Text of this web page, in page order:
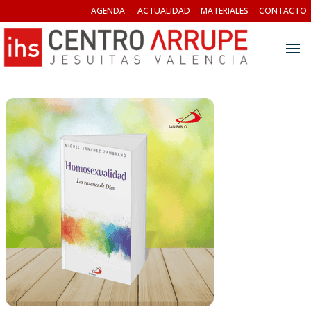
AGENDA ACTUALIDAD MATERIALES CONTACTO